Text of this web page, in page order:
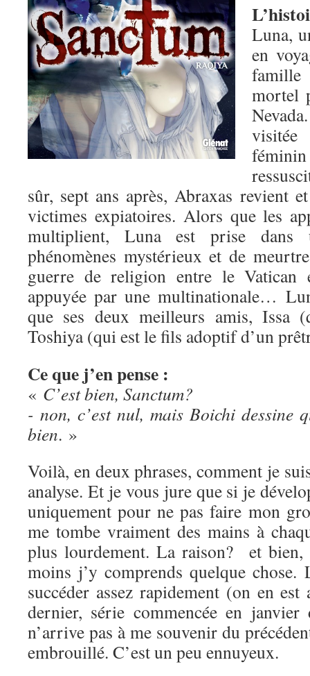
Luna,
en
mortel
visitée
sûr, sept ans après, Abraxas revient
victimes expiatoires. Alors que les
multiplient, Luna est prise dans
phénomènes mystérieux et de
guerre de religion entre le Vatican
appuyée par une multinationale…
que ses deux meilleurs amis, Issa
Toshiya (qui est le fils adoptif d’un
Ce que j’en pense :
« C’est bien, Sanctum?
- non, c’est nul, mais Boichi dessine
bien. »
Voilà, en deux phrases, comment je
analyse. Et je vous jure que si je
uniquement pour ne pas faire mon
me tombe vraiment des mains à
plus lourdement. La raison? et bien,
moins j’y comprends quelque chose.
succéder assez rapidement (on en
dernier, série commencée en
n’arrive pas à me souvenir du
embrouillé. C’est un peu ennuyeux.